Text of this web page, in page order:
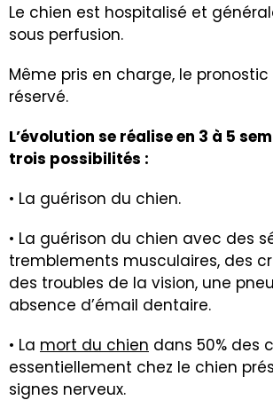
Le chien est hospitalisé et
sous perfusion.
Même pris en charge, le
réservé.
L’évolution se réalise en 3 à 5
trois possibilités :
• La guérison du chien.
• La guérison du chien avec des
tremblements musculaires, des
des troubles de la vision, une
absence d’émail dentaire.
• La mort du chien dans 50% des
essentiellement chez le chien
signes nerveux.